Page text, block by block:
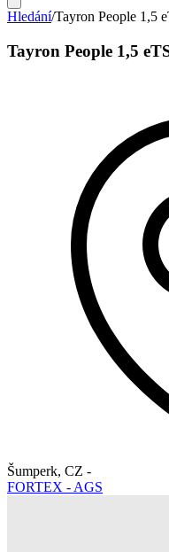
Hledání/Tayron People 1,5
Tayron People 1,5
Šumperk, CZ -
FORTEX - AGS